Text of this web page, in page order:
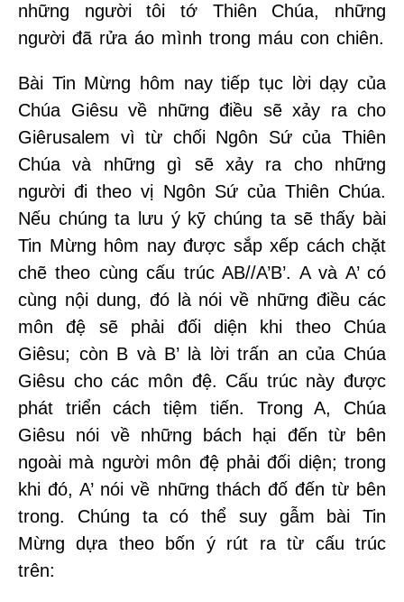
những người tôi tớ Thiên Chúa, những
người đã rửa áo mình trong máu con chiên.
Bài Tin Mừng hôm nay tiếp tục lời dạy của
Chúa Giêsu về những điều sẽ xảy ra cho
Giêrusalem vì từ chối Ngôn Sứ của Thiên
Chúa và những gì sẽ xảy ra cho những
người đi theo vị Ngôn Sứ của Thiên Chúa.
Nếu chúng ta lưu ý kỹ chúng ta sẽ thấy bài
Tin Mừng hôm nay được sắp xếp cách chặt
chẽ theo cùng cấu trúc AB//A’B’. A và A’ có
cùng nội dung, đó là nói về những điều các
môn đệ sẽ phải đối diện khi theo Chúa
Giêsu; còn B và B’ là lời trấn an của Chúa
Giêsu cho các môn đệ. Cấu trúc này được
phát triển cách tiệm tiến. Trong A, Chúa
Giêsu nói về những bách hại đến từ bên
ngoài mà người môn đệ phải đối diện; trong
khi đó, A’ nói về những thách đố đến từ bên
trong. Chúng ta có thể suy gẫm bài Tin
Mừng dựa theo bốn ý rút ra từ cấu trúc
trên: